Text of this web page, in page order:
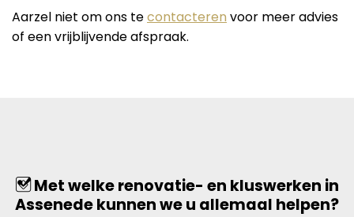
Aarzel niet om ons tecontacteren voor meer advies
of een vrijblijvende afspraak.
Met welke renovatie- en kluswerken in
Assenede kunnen we u allemaal helpen?